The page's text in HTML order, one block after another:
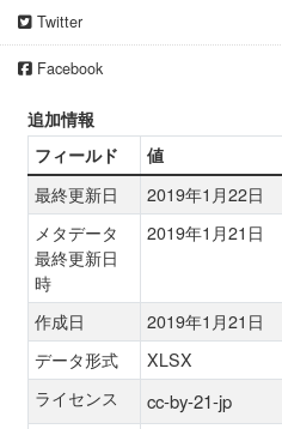
Twitter
Facebook
追加情報
フィールド
値
最終更新日
2019年1月22日
メタデータ
最終更新日
時
2019年1月21日
作成日
2019年1月21日
データ形式
XLSX
ライセンス
cc-by-21-jp